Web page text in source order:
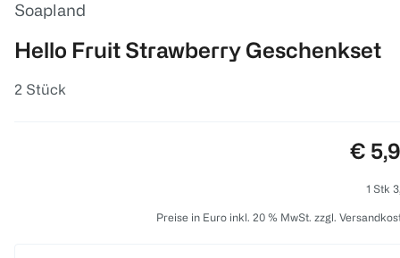
Soapland
Hello Fruit Strawberry Geschenkset
2 Stück
€
1 Stk
Preise in Euro inkl. 20 % MwSt. zzgl.